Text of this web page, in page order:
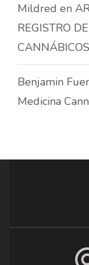
Mildred en
REGISTRO
CANNÁBICOS
Benjamin
Medicina